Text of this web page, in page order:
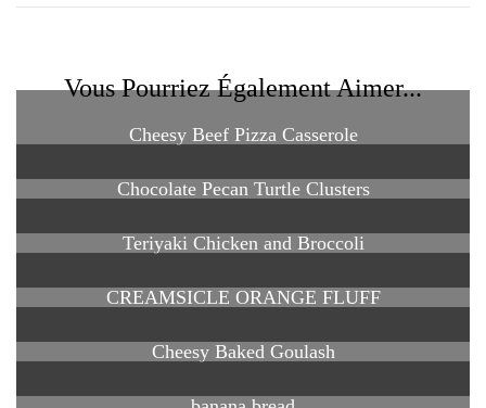
Vous Pourriez Également Aimer...
Cheesy Beef Pizza Casserole
Chocolate Pecan Turtle Clusters
Teriyaki Chicken and Broccoli
CREAMSICLE ORANGE FLUFF
Cheesy Baked Goulash